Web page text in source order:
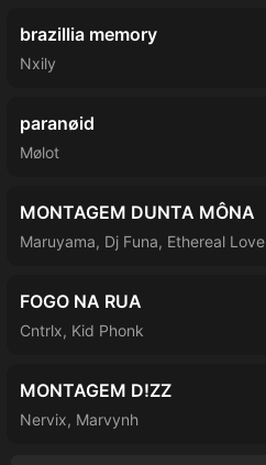
brazillia memory
Nxily
paranøid
Mølot
MONTAGEM DUNTA MÔNA
Maruyama, Dj Funa, Ethereal Love
FOGO NA RUA
Cntrlx, Kid Phonk
MONTAGEM D!ZZ
Nervix, Marvynh